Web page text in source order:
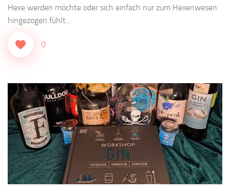
Hexe werden möchte oder sich einfach nur zum Hexenwesen
hingezogen fühlt....
0